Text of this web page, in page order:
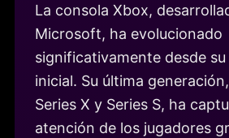
La consola Xbox,
Microsoft, ha evolucionado
significativamente desde
inicial. Su última
Series X y Series S, ha
atención de los jugadores